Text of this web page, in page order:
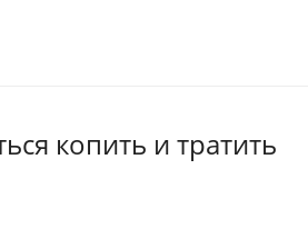
копить и тратить